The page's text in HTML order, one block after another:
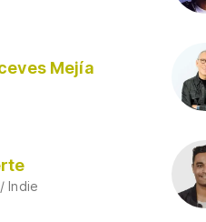
Mejía
Indie